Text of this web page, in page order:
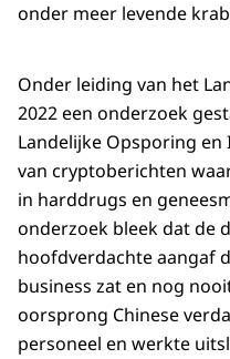
onder meer levende
Onder leiding van het
2022 een onderzoek
Landelijke Opsporing
van cryptoberichten
in harddrugs en
onderzoek bleek dat de
hoofdverdachte aangaf
business zat en nog
oorsprong Chinese
personeel en werkte